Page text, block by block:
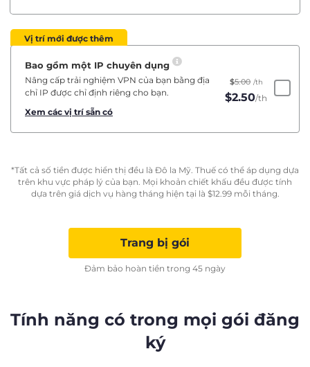
Vị trí mới được thêm
Bao gồm một IP chuyên dụng
Nâng cấp trải nghiệm VPN của bạn bằng địa
chỉ IP được chỉ định riêng cho bạn.
Xem các vị trí sẵn có
$5.00 /th
$2.50/th
*Tất cả số tiền được hiển thị đều là Đô la Mỹ. Thuế có thể áp dụng dựa
trên khu vực pháp lý của bạn. Mọi khoản chiết khấu đều được tính
dựa trên giá dịch vụ hàng tháng hiện tại là $12.99mỗi tháng.
Trang bị gói
Đảm bảo hoàn tiền trong 45 ngày
Tính năng có trong mọi gói đăng
ký